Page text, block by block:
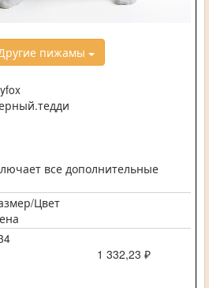
пижамы
все дополнительные
Цвет
1 332,23 ₽